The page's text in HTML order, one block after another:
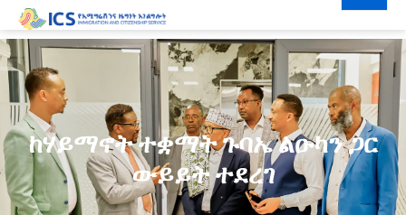
ከሃይማኖት ተቋማት ጉባኤ ልዑካን ጋር
ውይይት ተደረገ